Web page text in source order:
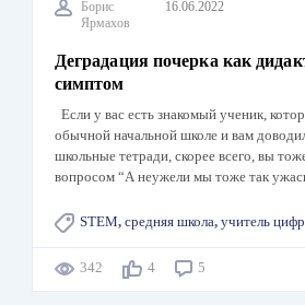
Борис
Ярмахов
16.06.2022
Деградация почерка как
симптом
Если у вас есть знакомый ученик,
обычной начальной школе и вам
школьные тетради, скорее всего, вы
вопросом “А неужели мы тоже так
STEM, средняя школа, учитель
342 4 5